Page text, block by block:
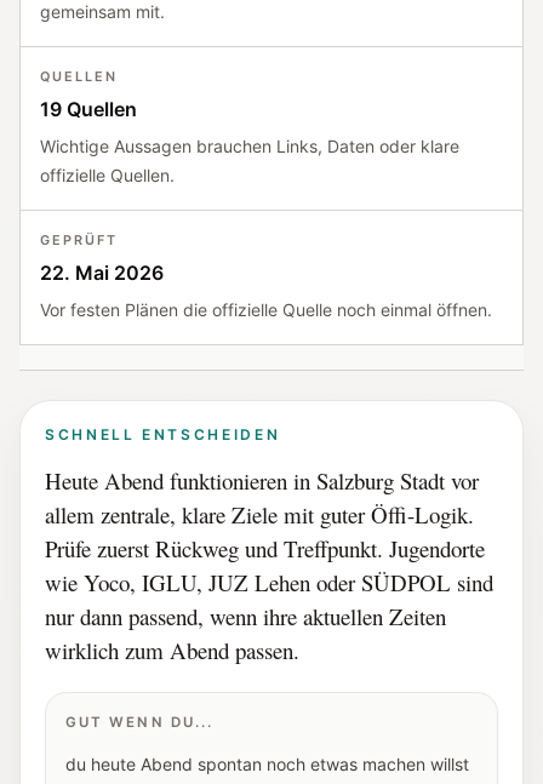
gemeinsam mit.
QUELLEN
19 Quellen
Wichtige Aussagen brauchen Links, Daten oder klare
offizielle Quellen.
GEPRÜFT
22. Mai 2026
Vor festen Plänen die offizielle Quelle noch einmal öffnen.
SCHNELL ENTSCHEIDEN
Heute Abend funktionieren in Salzburg Stadt vor
allem zentrale, klare Ziele mit guter Öffi-Logik.
Prüfe zuerst Rückweg und Treffpunkt. Jugendorte
wie Yoco, IGLU, JUZ Lehen oder SÜDPOL sind
nur dann passend, wenn ihre aktuellen Zeiten
wirklich zum Abend passen.
GUT WENN DU...
du heute Abend spontan noch etwas machen willst